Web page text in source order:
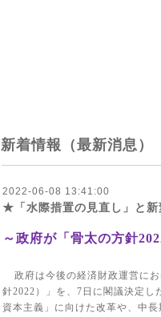
新着情報（最新消息）
2022-06-08 13:41:00
★「水際措置の見直し」と新
～政府が「骨太の方針
政府は今後の経済財政運営に
針2022 ）」を、 7 日に閣議決定し
資本主義」に向けた改革や、中